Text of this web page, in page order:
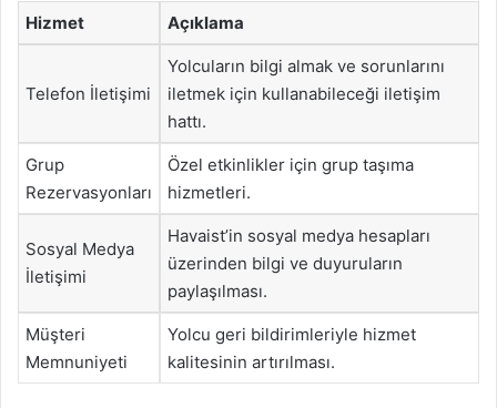
Hizmet Açıklama
Telefon İletişimi
Yolcuların bilgi almak ve sorunlarını
iletmek için kullanabileceği iletişim
hattı.
Grup
Rezervasyonları
Özel etkinlikler için grup taşıma
hizmetleri.
Sosyal Medya
İletişimi
Havaist’in sosyal medya hesapları
üzerinden bilgi ve duyuruların
paylaşılması.
Müşteri
Memnuniyeti
Yolcu geri bildirimleriyle hizmet
kalitesinin artırılması.